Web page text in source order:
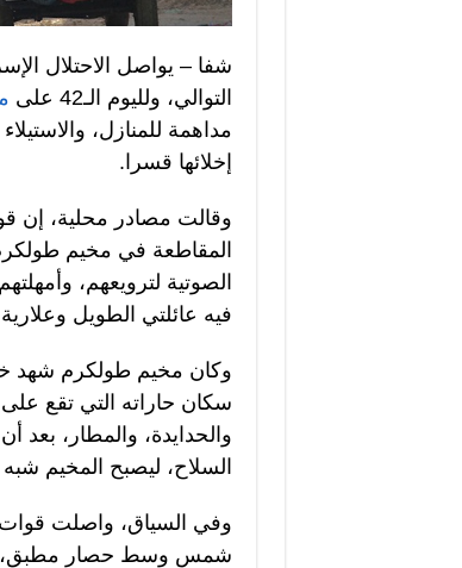
شفا – يواصل الاحتلال
التوالي، ولليوم الـ42 على
مداهمة للمنازل،
إخلائها قسرا.
وقالت مصادر محلية، إن
المقاطعة في مخيم
فيه عائلتي الطويل
وكان مخيم طولكرم شهد
سكان حاراته التي تقع
والحدايدة، والمطار، بعد
السلاح، ليصبح المخيم شبه
وفي السياق، واصلت قوات
شمس وسط حصار مطبق،